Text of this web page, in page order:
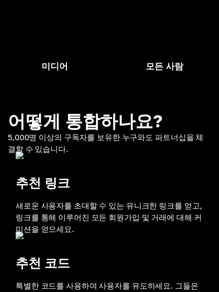
미디어 모든 사람
어떻게 통합하나요?
5,000명 이상의 구독자를 보유한 누구와도 파트너십을 체
결할 수 있습니다.
추천 링크
새로운 사용자를 초대할 수 있는 유니크한 링크를 얻고,
링크를 통해 이루어진 모든 회원가입 및 거래에 대해 커
미션을 얻으세요.
추천 코드
특별한 코드를 사용하여 사용자를 유도하세요. 그들은